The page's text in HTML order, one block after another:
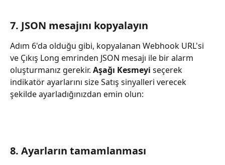
7. JSON mesajını kopyalayın
Adım 6'da olduğu gibi, kopyalanan Webhook URL'si
ve Çıkış Long emrinden JSON mesajı ile bir alarm
oluşturmanız gerekir. Aşağı Kesmeyi seçerek
indikatör ayarlarını size Satış sinyalleri verecek
şekilde ayarladığınızdan emin olun:
8. Ayarların tamamlanması